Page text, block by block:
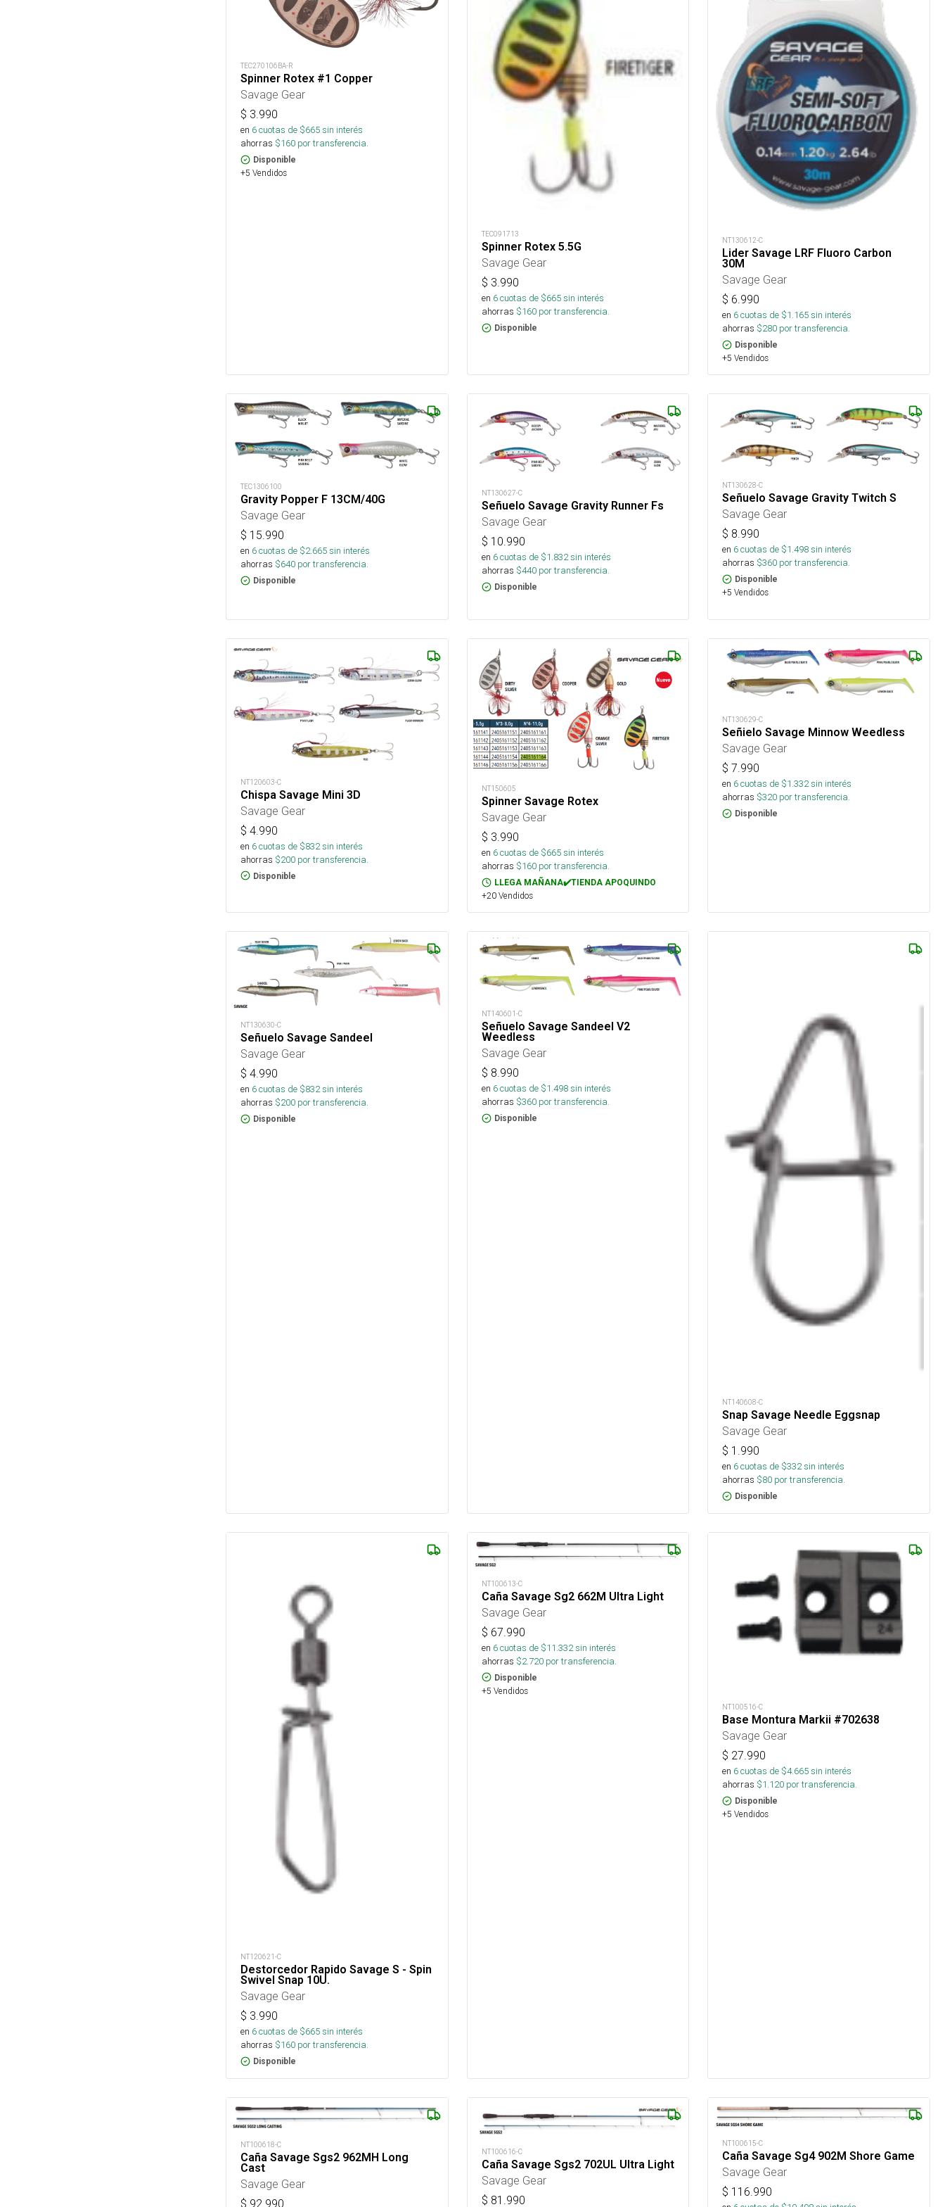
TEC270106BA-R
Spinner Rotex #1 Copper
Savage Gear
$ 3.990
en 6cuotas de $665sin interés
ahorras $160 por transferencia.
Disponible
+5 Vendidos
TEC091713
Spinner Rotex 5.5G
Savage Gear
$ 3.990
en 6cuotas de $665sin interés
ahorras $160por transferencia.
Disponible
NT130612-C
Lider Savage LRF Fluoro Carbon
30M
Savage Gear
$ 6.990
en 6cuotas de $1.165sin interés
ahorras $280 por transferencia.
Disponible
+5 Vendidos
TEC1306100
Gravity Popper F 13CM/40G
Savage Gear
$ 15.990
en 6cuotas de $2.665sin interés
ahorras $640 por transferencia.
Disponible
NT130627-C
Señuelo Savage Gravity Runner Fs
Savage Gear
$ 10.990
en 6cuotas de $1.832sin interés
ahorras $440por transferencia.
Disponible
NT130628-C
Señuelo Savage Gravity Twitch S
Savage Gear
$ 8.990
en 6cuotas de $1.498sin interés
ahorras $360 por transferencia.
Disponible
+5 Vendidos
NT120603-C
Chispa Savage Mini 3D
Savage Gear
$ 4.990
en 6cuotas de $832sin interés
ahorras $200 por transferencia.
Disponible
NT150605
Spinner Savage Rotex
Savage Gear
$ 3.990
en 6cuotas de $665sin interés
ahorras $160por transferencia.
LLEGA MAÑANA✔️TIENDA APOQUINDO
+20 Vendidos
NT130629-C
Señielo Savage Minnow Weedless
Savage Gear
$7.990
en 6cuotas de $1.332sin interés
ahorras $320 por transferencia.
Disponible
NT130630-C
Señuelo Savage Sandeel
Savage Gear
$ 4.990
en 6cuotas de $832sin interés
ahorras $200 por transferencia.
Disponible
NT140601-C
Señuelo Savage Sandeel V2
Weedless
Savage Gear
$ 8.990
en 6cuotas de $1.498sin interés
ahorras $360por transferencia.
Disponible
NT140608-C
Snap Savage Needle Eggsnap
Savage Gear
$ 1.990
en 6cuotas de $332sin interés
ahorras $80 por transferencia.
Disponible
NT120621-C
Destorcedor Rapido Savage S - Spin
Swivel Snap 10U.
Savage Gear
$ 3.990
en 6cuotas de $665sin interés
ahorras $160 por transferencia.
Disponible
NT100613-C
Caña Savage Sg2 662M Ultra Light
Savage Gear
$ 67.990
en 6cuotas de $11.332sin interés
ahorras $2.720por transferencia.
Disponible
+5 Vendidos
NT100516-C
Base Montura Markii #702638
Savage Gear
$ 27.990
en 6cuotas de $4.665sin interés
ahorras $1.120 por transferencia.
Disponible
+5 Vendidos
NT100618-C
Caña Savage Sgs2 962MH Long
Cast
Savage Gear
$ 92.990
NT100616-C
Caña Savage Sgs2 702UL Ultra Light
Savage Gear
$ 81.990
NT100615-C
Caña Savage Sg4 902M Shore Game
Savage Gear
$ 116.990